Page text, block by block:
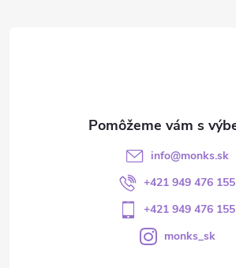
info@monks.sk
+421 949 476 155
+421 949 476 155
monks_sk